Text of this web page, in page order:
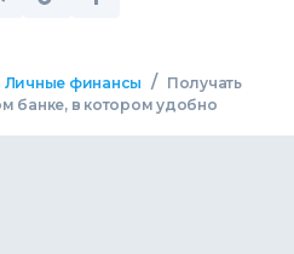
Личные финансы /
Получать
банке, в котором удобно